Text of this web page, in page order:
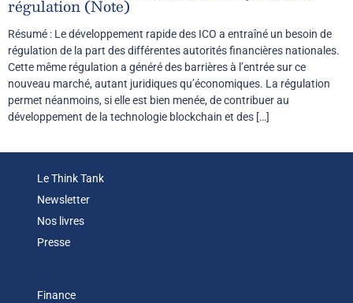
régulation (Note)
Résumé : Le développement rapide des ICO a entraîné un besoin de
régulation de la part des différentes autorités financières nationales.
Cette même régulation a généré des barrières à l’entrée sur ce
nouveau marché, autant juridiques qu’économiques. La régulation
permet néanmoins, si elle est bien menée, de contribuer au
développement de la technologie blockchain et des […]
Le Think Tank
Newsletter
Nos livres
Presse
Finance